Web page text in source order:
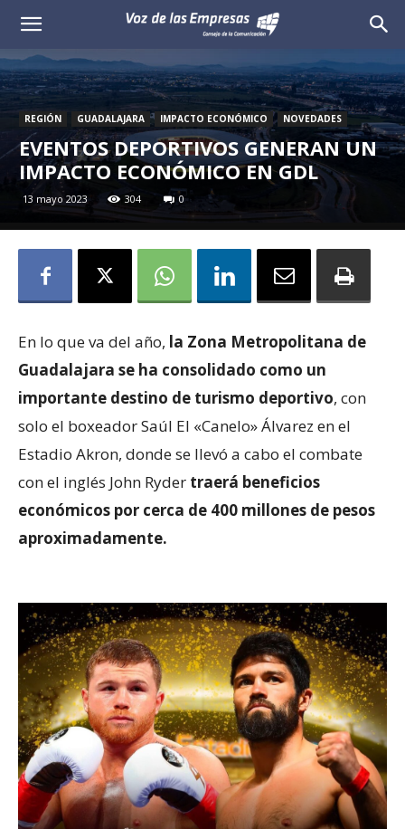
Voz
de
las
Empresas
REGIÓN GUADALAJARA IMPACTO ECONÓMICO NOVEDADES
EVENTOS DEPORTIVOS GENERAN UN
IMPACTO ECONÓMICO EN GDL
13 mayo 2023 304 0
En lo que va del año, la Zona Metropolitana de
Guadalajara se ha consolidado como un
importante destino de turismo deportivo, con
solo el boxeador Saúl El «Canelo» Álvarez en el
Estadio Akron, donde se llevó a cabo el combate
con el inglés John Ryder traerá beneficios
económicos por cerca de 400 millones de pesos
aproximadamente.